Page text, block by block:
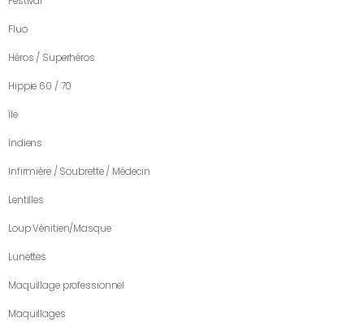
Fluo
Héros / Superhéros
Hippie 60 / 70
île
Indiens
Infirmière / Soubrette / Médecin
Lentilles
Loup Vénitien/Masque
Lunettes
Maquillage professionnel
Maquillages